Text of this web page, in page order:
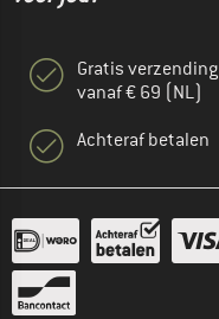
Gratis verzending
vanaf € 69 (NL)
Achteraf betalen